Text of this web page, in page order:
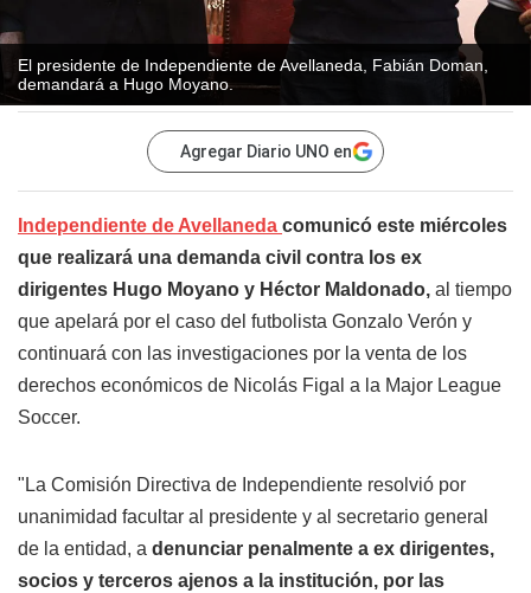
El presidente de Independiente de Avellaneda, Fabián Doman,
demandará a Hugo Moyano.
Agregar Diario UNO en
Independiente de Avellaneda comunicó este miércoles
que realizará una demanda civil contra los ex
dirigentes Hugo Moyano y Héctor Maldonado, al tiempo
que apelará por el caso del futbolista Gonzalo Verón y
continuará con las investigaciones por la venta de los
derechos económicos de Nicolás Figal a la Major League
Soccer.
"La Comisión Directiva de Independiente resolvió por
unanimidad facultar al presidente y al secretario general
de la entidad, a denunciar penalmente a ex dirigentes,
socios y terceros ajenos a la institución, por las